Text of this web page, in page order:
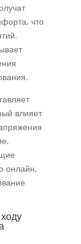
что
влияет
онлайн,